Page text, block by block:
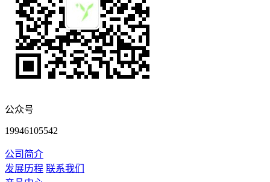
公众号
19946105542
公司简介
发展历程 联系我们